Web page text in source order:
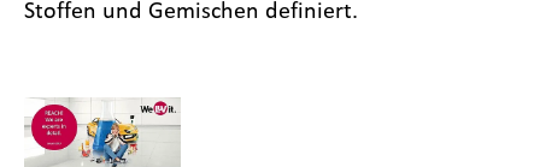
Stoffen und Gemischen definiert.